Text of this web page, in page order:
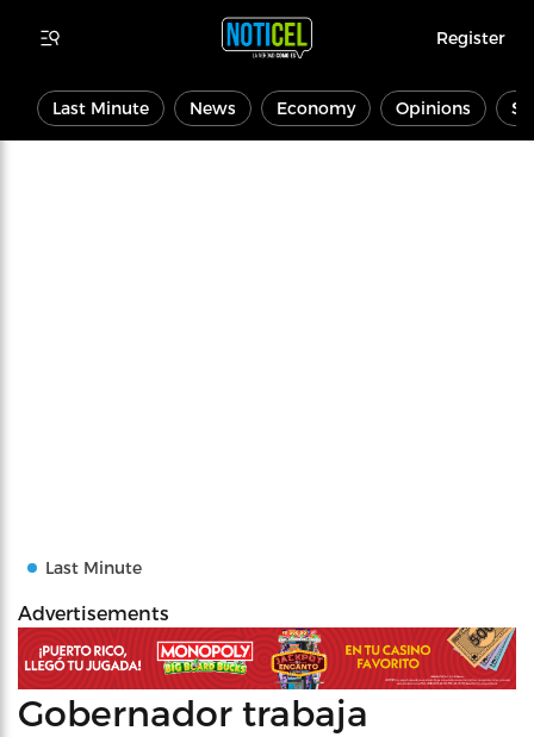
Register
Last Minute News Economy Opinions
Last Minute
Advertisements
Gobernador trabaja